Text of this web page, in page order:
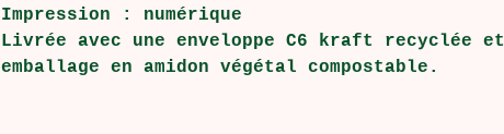
Impression : numérique
Livrée avec une enveloppe C6 kraft recyclée et
emballage en amidon végétal compostable.